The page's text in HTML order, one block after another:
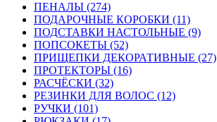
ПЕНАЛЫ (274)
ПОДАРОЧНЫЕ КОРОБКИ (11)
ПОДСТАВКИ НАСТОЛЬНЫЕ (9)
ПОПСОКЕТЫ (52)
ПРИЩЕПКИ ДЕКОРАТИВНЫЕ (27)
ПРОТЕКТОРЫ (16)
РАСЧЁСКИ (32)
РЕЗИНКИ ДЛЯ ВОЛОС (12)
РУЧКИ (101)